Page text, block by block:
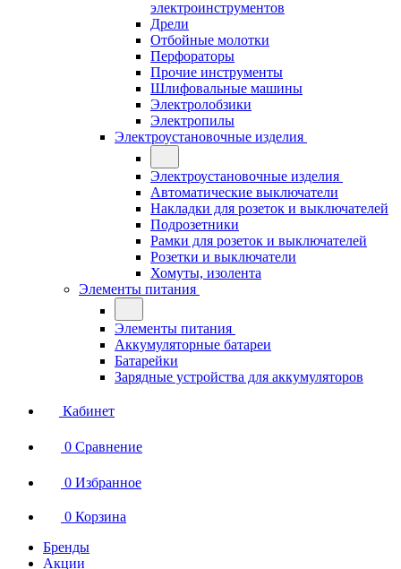
электроинструментов
Дрели
Отбойные молотки
Перфораторы
Прочие инструменты
Шлифовальные машины
Электролобзики
Электропилы
Электроустановочные изделия
Электроустановочные изделия
Автоматические выключатели
Накладки для розеток и выключателей
Подрозетники
Рамки для розеток и выключателей
Розетки и выключатели
Хомуты, изолента
Элементы питания
Элементы питания
Аккумуляторные батареи
Батарейки
Зарядные устройства для аккумуляторов
Кабинет
0 Сравнение
0 Избранное
0 Корзина
Бренды
Акции